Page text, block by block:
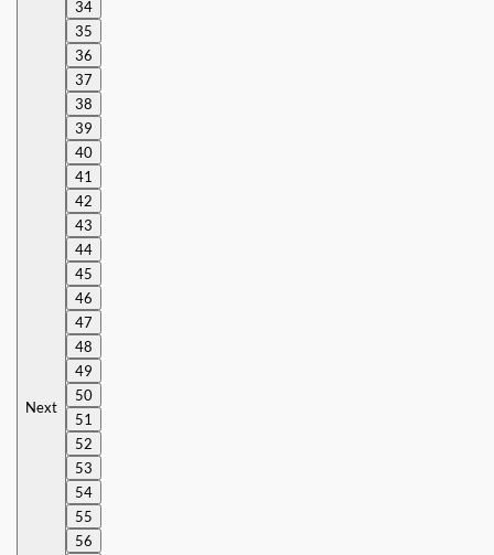
Next
34
35
36
37
38
39
40
41
42
43
44
45
46
47
48
49
50
51
52
53
54
55
56